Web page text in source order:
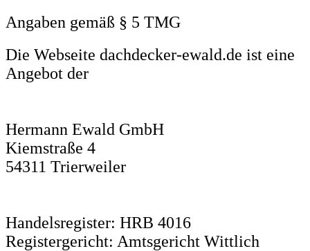
Angaben gemäß § 5 TMG
Die Webseite dachdecker-ewald.de ist eine
Angebot der
Hermann Ewald GmbH
Kiemstraße 4
54311 Trierweiler
Handelsregister: HRB 4016
Registergericht: Amtsgericht Wittlich